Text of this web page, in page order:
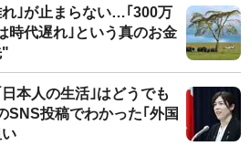
｣が止まらない…｢300万
時代遅れ｣という真のお金
"
本人の生活｣はどうでも
投稿でわかった｢外国